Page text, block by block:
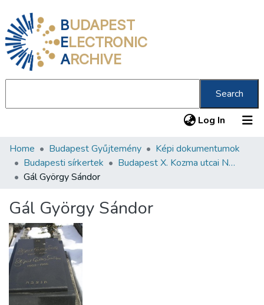
BUDAPEST
ELECTRONIC
ARCHIVE
Search
Log In (current)
Communities & Collections
All of DSpace
About us
Home Budapest Gyűjtemény
Képi dokumentumok
Budapesti sírkertek
Budapest X. Kozma utcai Neológ Zsidó Temető
Gál György Sándor
Gál György Sándor